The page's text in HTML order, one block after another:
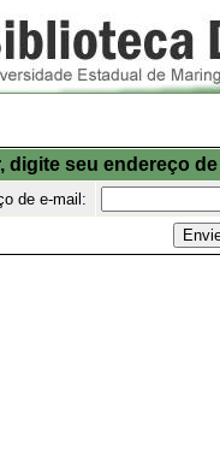
digite seu endereço
de e-mail: